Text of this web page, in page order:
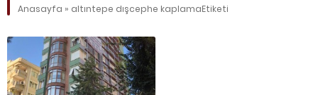
Anasayfa » altıntepe dışcephe kaplamaEtiketi